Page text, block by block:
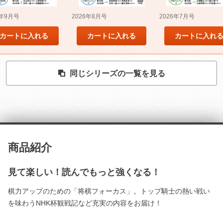
9月号
カートに入れる
2026年8月号
カートに入れる
2026年7月号
カートに入れる
同じシリーズの一覧を見る
商品紹介
見て楽しい！読んでもっと強くなる！
棋力アップのための「将棋フォーカス」。トップ騎士の熱い戦い
を味わうNHK杯観戦記など充実の内容をお届け！